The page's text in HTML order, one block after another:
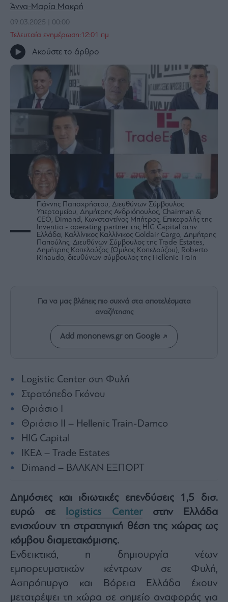
301
My
Story
Media
Winners
Losers
Επι-
Rumors
ESG
Today
Mononews2030
Άρθρα
Συνεντεύξεις
&
Design
Fashion
Art
Watches
Yachts
Table
Μετοχές
Αγορές
Trader's
book
Buy-
Hold-
Άννα-Μαρία Μακρή
09.03.2025 | 00:00
Τελευταία ενημέρωση:12:01 πμ
Ακούστε το άρθρο
Γιάννης Παπαχρήστου, Διευθύνων Σύμβουλος
Υπερταμείου, Δημήτρης Ανδριόπουλος, Chairman &
CEO, Dimand, Κωνσταντίνος Μπήτρος, Επικεφαλής της
Inventio - operating partner της HIG Capital στην
Ελλάδα, Καλλίνικος Καλλίνικος Goldair Cargo, Δημήτρης
Παπούλης, Διευθύνων Σύμβουλος της Trade Estates,
Δημήτρης Κοπελούζος (Όμιλος Κοπελούζου), Roberto
Rinaudo, διευθύνων σύμβουλος της Hellenic Train
Για να μας βλέπεις πιο συχνά στα αποτελέσματα
αναζήτησης
Add mononews.gr on Google
Logistic Center στη Φυλή
Στρατόπεδο Γκόνου
Θριάσιο I
Θριάσιο II – Hellenic Train-Damco
HIG Capital
ΙΚΕΑ – Trade Estates
Dimand – ΒΑΛΚΑΝ ΕΞΠΟΡΤ
Δημόσιες και ιδιωτικές επενδύσεις 1,5 δισ.
ευρώ σε
logistics Centerστην Ελλάδα
ενισχύουν τη στρατηγική θέση της χώρας ως
κόμβου διαμετακόμισης.
Ενδεικτικά, η δημιουργία νέων
εμπορευματικών κέντρων σε Φυλή,
Ασπρόπυργο και Βόρεια Ελλάδα έχουν
μετατρέψει τη χώρα σε σημείο αναφοράς για